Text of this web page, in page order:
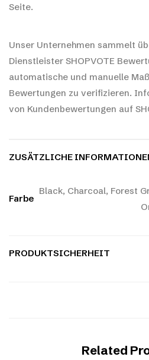
Seite.
Unser Unternehmen sammelt
Dienstleister SHOPVOTE
automatische und manuelle
Bewertungen zu verifizieren.
von Kundenbewertungen auf
ZUSÄTZLICHE
Farbe
Black, Charcoal, Forest
PRODUKTSICHERHEIT
Related